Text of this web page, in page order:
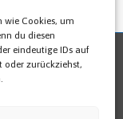
wie Cookies, um
du diesen
eindeutige IDs auf
oder zurückziehst,